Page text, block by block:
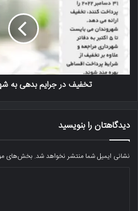
تخفیف در جرایم بدهی به
دیدگاهتان را بنویسید
نشانی ایمیل شما منتشر نخواهد شد. بخش‌های